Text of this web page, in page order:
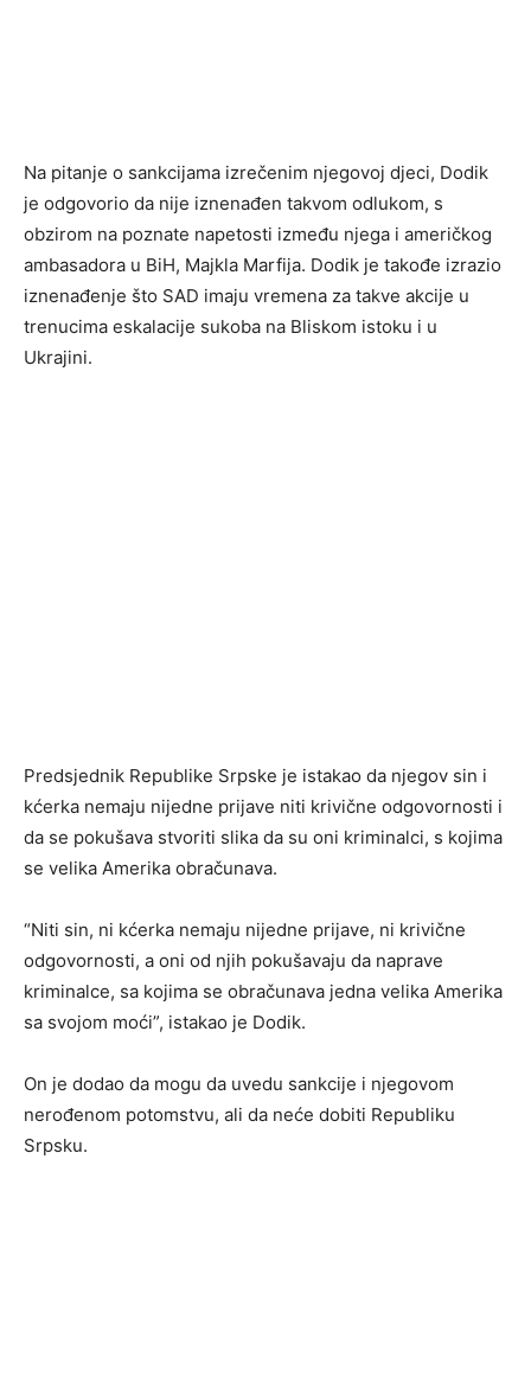
Na pitanje o sankcijama izrečenim njegovoj djeci, Dodik
je odgovorio da nije iznenađen takvom odlukom, s
obzirom na poznate napetosti između njega i američkog
ambasadora u BiH, Majkla Marfija. Dodik je takođe izrazio
iznenađenje što SAD imaju vremena za takve akcije u
trenucima eskalacije sukoba na Bliskom istoku i u
Ukrajini.
Predsjednik Republike Srpske je istakao da njegov sin i
kćerka nemaju nijedne prijave niti krivične odgovornosti i
da se pokušava stvoriti slika da su oni kriminalci, s kojima
se velika Amerika obračunava.
“Niti sin, ni kćerka nemaju nijedne prijave, ni krivične
odgovornosti, a oni od njih pokušavaju da naprave
kriminalce, sa kojima se obračunava jedna velika Amerika
sa svojom moći”, istakao je Dodik.
On je dodao da mogu da uvedu sankcije i njegovom
nerođenom potomstvu, ali da neće dobiti Republiku
Srpsku.